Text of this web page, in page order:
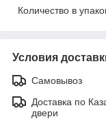
Количество в
Условия
Самовывоз
Доставка по
двери